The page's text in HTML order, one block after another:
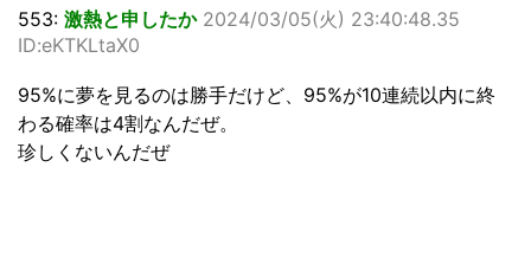
553: 激熱と申したか 2024/03/05(火) 23:40:48.35
ID:eKTKLtaX0
95%に夢を見るのは勝手だけど、95%が10連続以内に終
わる確率は4割なんだぜ。
珍しくないんだぜ